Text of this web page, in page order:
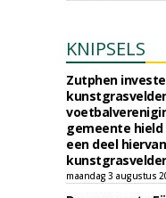
KNIPSELS
Zutphen
gemeente hield
een deel
maandag 3 augustus